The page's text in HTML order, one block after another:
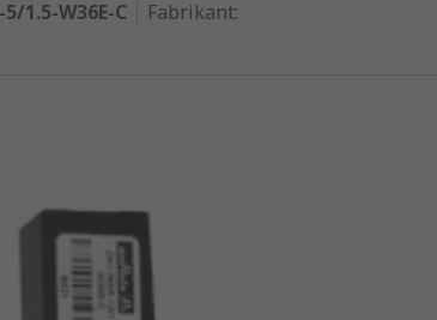
1.5-W36E-C Fabrikant: